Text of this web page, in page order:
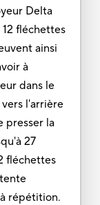
Delta
fléchettes
ainsi
à
dans le
l'arrière
presser la
27
fléchettes
répétition.